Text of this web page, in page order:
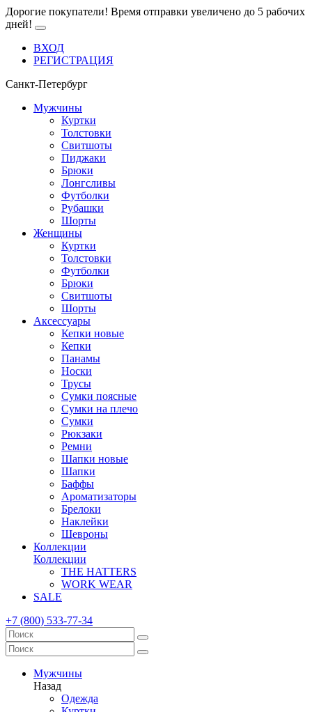
Дорогие покупатели! Время отправки увеличено до 5 рабочих
дней!
ВХОД
РЕГИСТРАЦИЯ
Санкт-Петербург
Мужчины
Куртки
Толстовки
Свитшоты
Пиджаки
Брюки
Лонгсливы
Футболки
Рубашки
Шорты
Женщины
Куртки
Толстовки
Футболки
Брюки
Свитшоты
Шорты
Аксессуары
Кепки новые
Кепки
Панамы
Носки
Трусы
Сумки поясные
Сумки на плечо
Сумки
Рюкзаки
Ремни
Шапки новые
Шапки
Баффы
Ароматизаторы
Брелоки
Наклейки
Шевроны
Коллекции
Коллекции
THE HATTERS
WORK WEAR
SALE
+7 (800) 533-77-34
Мужчины
Назад
Одежда